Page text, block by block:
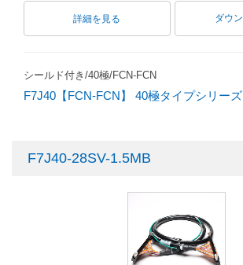
詳細を見る ダウ
シールド付き/40極/FCN-FCN
F7J40【FCN-FCN】 40極タイプシリーズ
F7J40-28SV-1.5MB